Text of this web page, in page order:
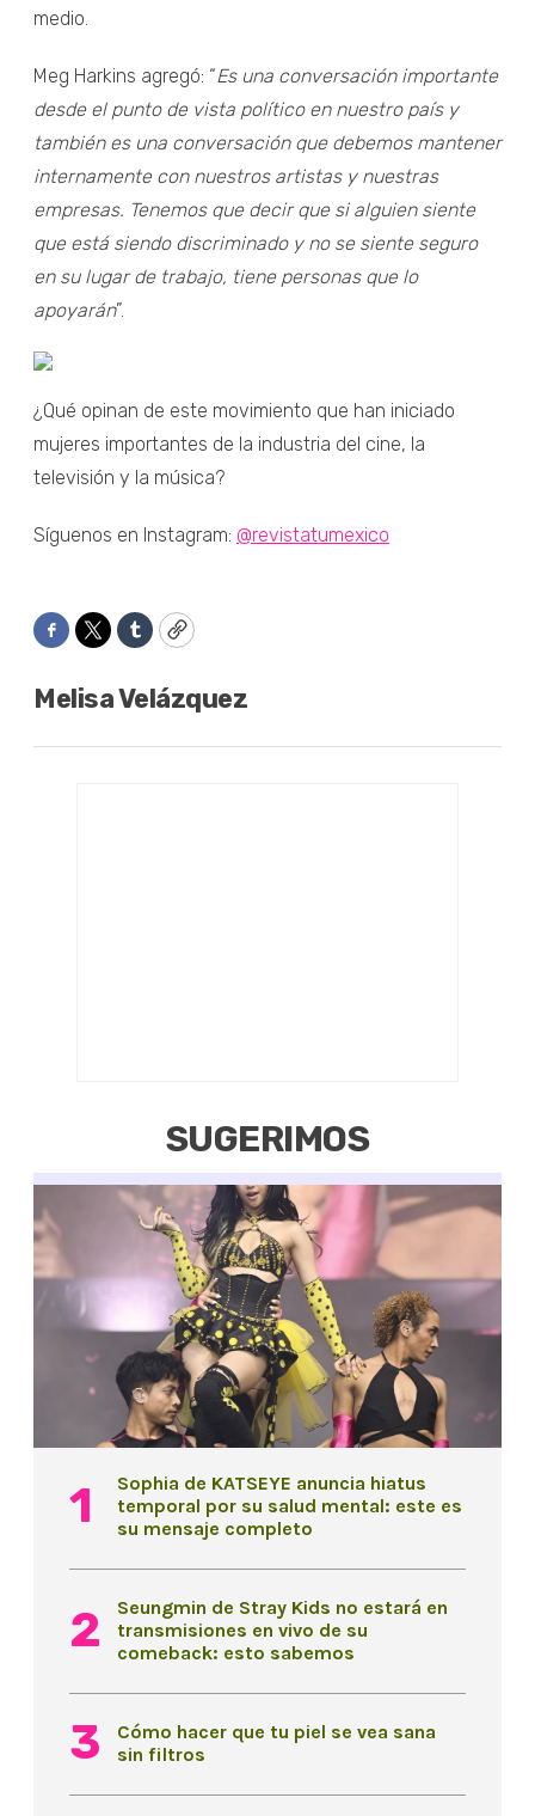
medio.
Meg Harkins agregó: “Es una conversación importante
desde el punto de vista político en nuestro país y
también es una conversación que debemos mantener
internamente con nuestros artistas y nuestras
empresas. Tenemos que decir que si alguien siente
que está siendo discriminado y no se siente seguro
en su lugar de trabajo, tiene personas que lo
apoyarán”.
¿Qué opinan de este movimiento que han iniciado
mujeres importantes de la industria del cine, la
televisión y la música?
Síguenos en Instagram: @revistatumexico
Facebook
TwitterTumblrCopy
Melisa Velázquez
SUGERIMOS
Sophia de KATSEYE anuncia hiatus
temporal por su salud mental: este es
su mensaje completo
Seungmin de Stray Kids no estará en
transmisiones en vivo de su
comeback: esto sabemos
Cómo hacer que tu piel se vea sana
sin filtros